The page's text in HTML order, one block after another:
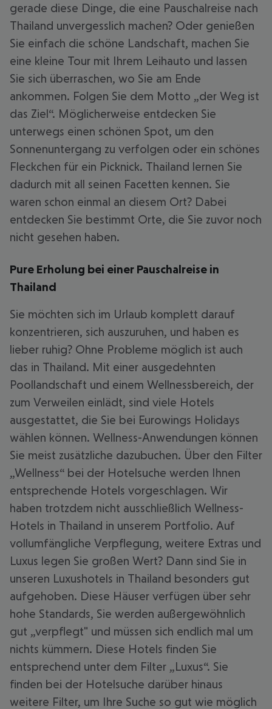
gerade diese Dinge, die eine Pauschalreise nach
Thailand unvergesslich machen? Oder genießen
Sie einfach die schöne Landschaft, machen Sie
eine kleine Tour mit Ihrem Leihauto und lassen
Sie sich überraschen, wo Sie am Ende
ankommen. Folgen Sie dem Motto „der Weg ist
das Ziel“. Möglicherweise entdecken Sie
unterwegs einen schönen Spot, um den
Sonnenuntergang zu verfolgen oder ein schönes
Fleckchen für ein Picknick. Thailand lernen Sie
dadurch mit all seinen Facetten kennen. Sie
waren schon einmal an diesem Ort? Dabei
entdecken Sie bestimmt Orte, die Sie zuvor noch
nicht gesehen haben.
Pure Erholung bei einer Pauschalreise in
Thailand
Sie möchten sich im Urlaub komplett darauf
konzentrieren, sich auszuruhen, und haben es
lieber ruhig? Ohne Probleme möglich ist auch
das in Thailand. Mit einer ausgedehnten
Poollandschaft und einem Wellnessbereich, der
zum Verweilen einlädt, sind viele Hotels
ausgestattet, die Sie bei Eurowings Holidays
wählen können. Wellness-Anwendungen können
Sie meist zusätzliche dazubuchen. Über den Filter
„Wellness“ bei der Hotelsuche werden Ihnen
entsprechende Hotels vorgeschlagen. Wir
haben trotzdem nicht ausschließlich Wellness-
Hotels in Thailand in unserem Portfolio. Auf
vollumfängliche Verpflegung, weitere Extras und
Luxus legen Sie großen Wert? Dann sind Sie in
unseren Luxushotels in Thailand besonders gut
aufgehoben. Diese Häuser verfügen über sehr
hohe Standards, Sie werden außergewöhnlich
gut „verpflegt" und müssen sich endlich mal um
nichts kümmern. Diese Hotels finden Sie
entsprechend unter dem Filter „Luxus“. Sie
finden bei der Hotelsuche darüber hinaus
weitere Filter, um Ihre Suche so gut wie möglich